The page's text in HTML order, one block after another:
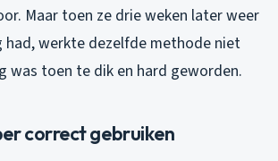
Maar toen ze drie weken later weer
had, werkte dezelfde methode niet
was toen te dik en hard geworden.
correct gebruiken